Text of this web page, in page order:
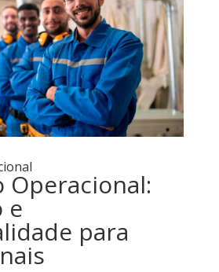
Operacional:
e
para